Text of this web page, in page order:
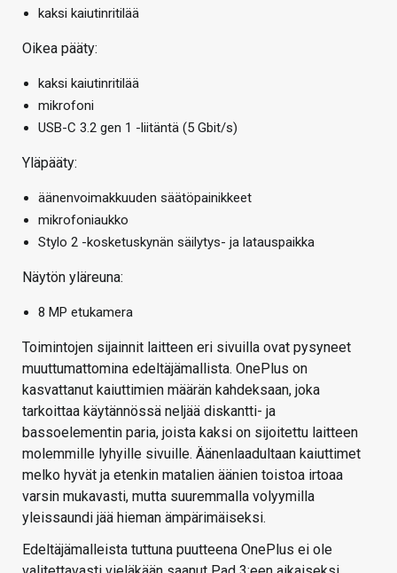
kaksi kaiutinritilää
Oikea pääty:
kaksi kaiutinritilää
mikrofoni
USB-C 3.2 gen 1 -liitäntä (5 Gbit/s)
Yläpääty:
äänenvoimakkuuden säätöpainikkeet
mikrofoniaukko
Stylo 2 -kosketuskynän säilytys- ja latauspaikka
Näytön yläreuna:
8 MP etukamera
Toimintojen sijainnit laitteen eri sivuilla ovat pysyneet
muuttumattomina edeltäjämallista. OnePlus on
kasvattanut kaiuttimien määrän kahdeksaan, joka
tarkoittaa käytännössä neljää diskantti- ja
bassoelementin paria, joista kaksi on sijoitettu laitteen
molemmille lyhyille sivuille. Äänenlaadultaan kaiuttimet
melko hyvät ja etenkin matalien äänien toistoa irtoaa
varsin mukavasti, mutta suuremmalla volyymilla
yleissaundi jää hieman ämpärimäiseksi.
Edeltäjämalleista tuttuna puutteena OnePlus ei ole